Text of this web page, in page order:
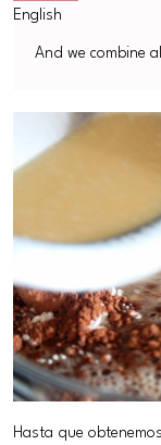
And we combine
Hasta que